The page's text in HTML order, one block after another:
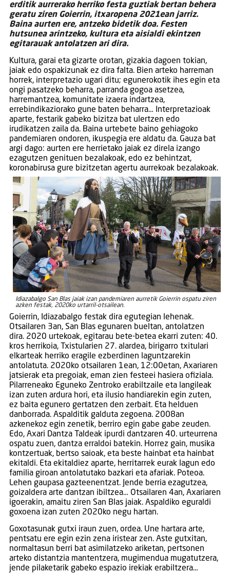
erditik aurrerako herriko festa guztiak bertan behera
geratu ziren Goierrin, itxaropena 2021ean jarriz.
Baina aurten ere, antzeko bidetik doa. Festen
hutsunea arintzeko, kultura eta aisialdi ekintzen
egitarauak antolatzen ari dira.
Kultura, garai eta gizarte orotan, gizakia dagoen tokian,
jaiak edo ospakizunak ez dira falta. Bien arteko harreman
horrek, interpretazio ugari ditu; egunerokotik ihes egin eta
ongi pasatzeko beharra, parranda gogoa asetzea,
harremantzea, komunitate izaera indartzea,
errebindikaziorako gune baten beharra… Interpretazioak
aparte, festarik gabeko bizitza bat ulertzen edo
irudikatzen zaila da. Baina urtebete baino gehiagoko
pandemiaren ondoren, ikuspegia ere aldatu da. Gauza bat
argi dago: aurten ere herrietako jaiak ez direla izango
ezagutzen genituen bezalakoak, edo ez behintzat,
koronabirusa gure bizitzetan agertu aurrekoak bezalakoak.
Idiazabalgo San Blas jaiak izan pandemiaren aurretik Goierrin ospatu ziren
azken festak, 2020ko urtarril-otsailean.
Goierrin, Idiazabalgo festak dira egutegian lehenak.
Otsailaren 3an, San Blas egunaren bueltan, antolatzen
dira. 2020 urtekoak, egitarau bete-betea ekarri zuten: 40.
kros herrikoia, Txistularien 27. alardea, birigarro txitulari
elkarteak herriko eragile ezberdinen laguntzarekin
antolatuta. 2020ko otsailaren 1ean, 12:00etan, Axariaren
jatsierak eta pregoiak, eman zien festeei hasiera ofiziala.
Pilarreneako Eguneko Zentroko erabiltzaile eta langileak
izan zuten ardura hori, eta ilusio handiarekin egin zuten,
ez baita egunero gertatzen den zerbait. Eta helduen
danborrada. Aspalditik galduta zegoena. 2008an
azkenekoz egin zenetik, berriro egin gabe gabe zeuden.
Edo, Axari Dantza Taldeak ipurdi dantzaren 40. urteurrena
ospatu zuen, dantza erraldoi batekin. Horrez gain, musika
kontzertuak, bertso saioak, eta beste hainbat eta hainbat
ekitaldi. Eta ekitaldiez aparte, herritarrek eurak lagun edo
familia giroan antolatutako bazkari eta afariak. Poteoa.
Lehen gaupasa gazteenentzat. Jende berria ezagutzea,
goizaldera arte dantzan ibiltzea… Otsailaren 4an, Axariaren
igoerakin, amaitu ziren San Blas jaiak. Aspaldiko eguraldi
goxoena izan zuten 2020ko negu hartan.
Goxotasunak gutxi iraun zuen, ordea. Une hartara arte,
pentsatu ere egin ezin zena iristear zen. Aste gutxitan,
normaltasun berri bat asimilatzeko ariketan, pertsonen
arteko distantzia mantentzera, mugimendua mugatutzera,
jende pilaketarik gabeko espazio irekiak erabiltzera…